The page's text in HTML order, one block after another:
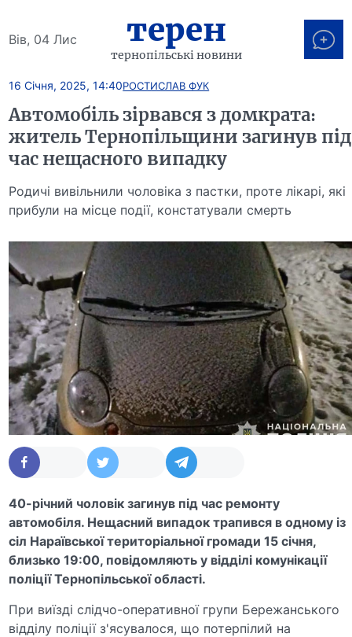
Вів, 04 Лис терен
тернопільські новини
16 Січня, 2025, 14:40РОСТИСЛАВ ФУК
Автомобіль зірвався з домкрата:
житель Тернопільщини загинув під
час нещасного випадку
Родичі вивільнили чоловіка з пастки, проте лікарі, які
прибули на місце події, констатували смерть
40-річний чоловік загинув під час ремонту
автомобіля. Нещасний випадок трапився в одному із
сіл Нараївської територіальної громади 15 січня,
близько 19:00, повідомляють у відділі комунікації
поліції Тернопільської області.
При виїзді слідчо-оперативної групи Бережанського
відділу поліції з'ясувалося, що потерпілий на